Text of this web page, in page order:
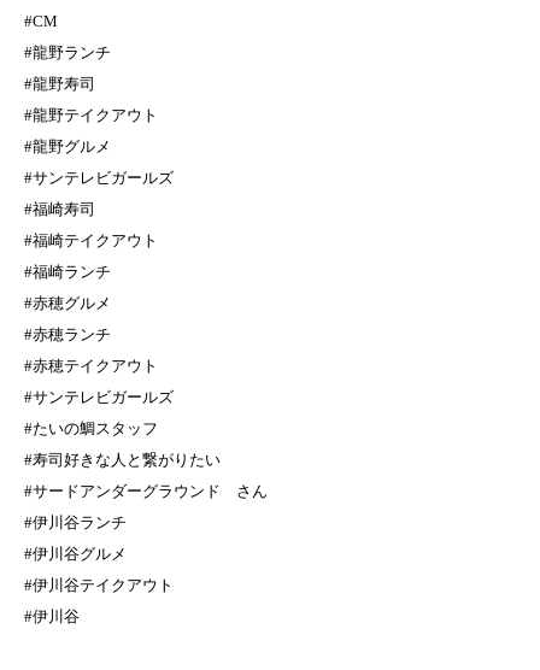
#CM
#龍野ランチ
#龍野寿司
#龍野テイクアウト
#龍野グルメ
#サンテレビガールズ
#福崎寿司
#福崎テイクアウト
#福崎ランチ
#赤穂グルメ
#赤穂ランチ
#赤穂テイクアウト
#サンテレビガールズ
#たいの鯛スタッフ
#寿司好きな人と繋がりたい
#サードアンダーグラウンド さん
#伊川谷ランチ
#伊川谷グルメ
#伊川谷テイクアウト
#伊川谷